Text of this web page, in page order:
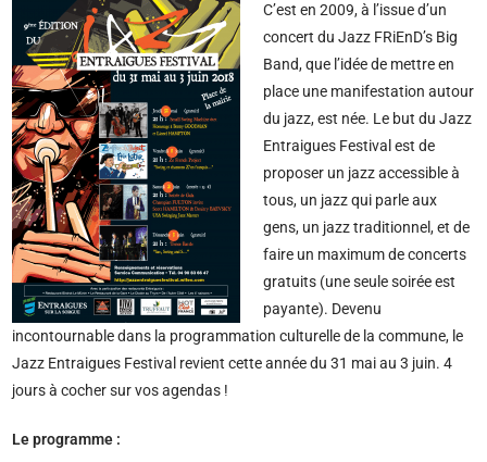
C’est en 2009, à l’issue d’un
concert du Jazz FRiEnD’s Big
Band, que l’idée de mettre en
place une manifestation autour
du jazz, est née. Le but du Jazz
Entraigues Festival est de
proposer un jazz accessible à
tous, un jazz qui parle aux
gens, un jazz traditionnel, et de
faire un maximum de concerts
gratuits (une seule soirée est
payante). Devenu
incontournable dans la programmation culturelle de la commune, le
Jazz Entraigues Festival revient cette année du 31 mai au 3 juin. 4
jours à cocher sur vos agendas !
Le programme :